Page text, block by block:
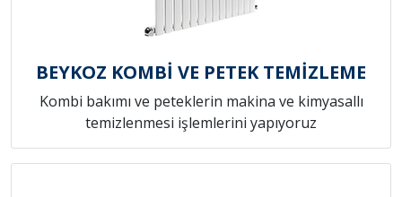
BEYKOZ KOMBİ VE PETEK TEMİZLEME
Kombi bakımı ve peteklerin makina ve kimyasallı
temizlenmesi işlemlerini yapıyoruz